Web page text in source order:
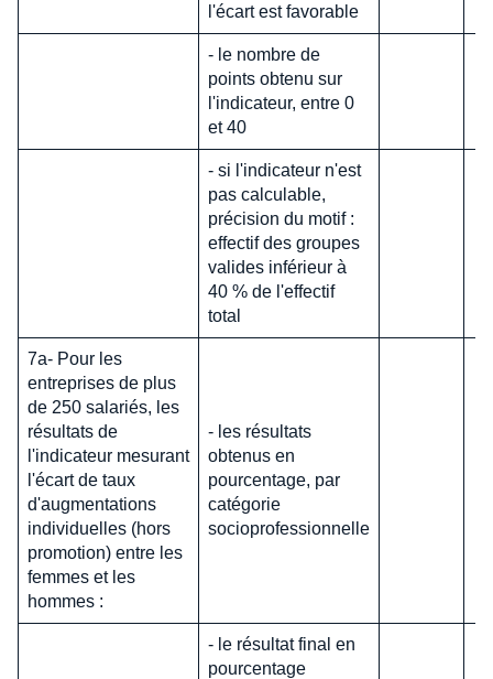
l'écart est favorable
- le nombre de
points obtenu sur
l'indicateur, entre 0
et 40
- si l'indicateur n'est
pas calculable,
précision du motif :
effectif des groupes
valides inférieur à
40 % de l'effectif
total
7a- Pour les
entreprises de plus
de 250 salariés, les
résultats de
l'indicateur mesurant
l'écart de taux
d'augmentations
individuelles (hors
promotion) entre les
femmes et les
hommes :
- les résultats
obtenus en
pourcentage, par
catégorie
socioprofessionnelle
- le résultat final en
pourcentage